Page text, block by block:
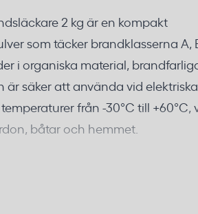
2 kg är en kompakt
som täcker brandklasserna A,
i organiska material,
är säker att använda vid elektriska
från -30°C till +60°C,
båtar och hemmet.